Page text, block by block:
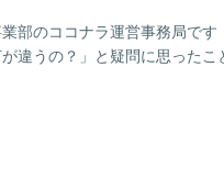
部のココナラ運営事務局です
違うの？」と疑問に思ったこ